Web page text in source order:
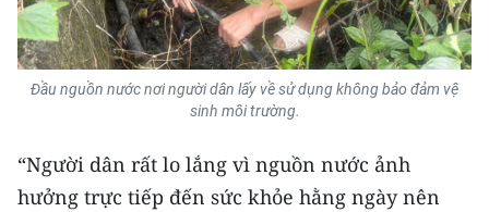
Media Môi trường
Ảnh
Infographic
TIN MỚI
Đầu nguồn nước nơi người dân lấy về sử dụng không bảo đảm vệ
sinh môi trường.
“Người dân rất lo lắng vì nguồn nước ảnh
hưởng trực tiếp đến sức khỏe hằng ngày nên